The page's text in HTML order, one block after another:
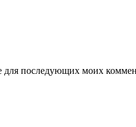
для последующих моих